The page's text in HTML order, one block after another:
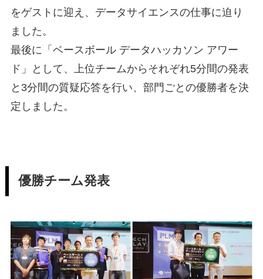
をゲストに迎え、データサイエンスの仕事に迫り
ました。
最後に「ベースボール データハッカソン アワー
ド」として、上位チームからそれぞれ5分間の発表
と3分間の質疑応答を行い、部門ごとの優勝者を決
定しました。
優勝チーム発表